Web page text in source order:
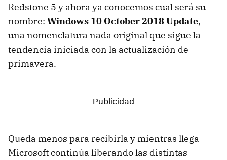
Redstone 5 y ahora ya conocemos cual será su
nombre: Windows 10 October 2018 Update,
una nomenclatura nada original que sigue la
tendencia iniciada con la actualización de
primavera.
Queda menos para recibirla y mientras llega
Microsoft continúa liberando las distintas